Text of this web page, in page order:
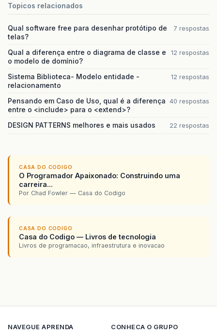
Topicos relacionados
Qual software free para desenhar protótipo de
telas?
7 respostas
Qual a diferença entre o diagrama de classe e
o modelo de domínio?
12 respostas
Sistema Biblioteca- Modelo entidade -
relacionamento
12 respostas
Pensando em Caso de Uso, qual é a diferença
entre o <include> para o <extend>?
40 respostas
DESIGN PATTERNS melhores e mais usados 22 respostas
CASA DO CODIGO
O Programador Apaixonado: Construindo uma
carreira...
Por Chad Fowler — Casa do Codigo
CASA DO CODIGO
Casa do Codigo — Livros de tecnologia
Livros de programacao, infraestrutura e inovacao
NAVEGUE APRENDA CONHECA O GRUPO